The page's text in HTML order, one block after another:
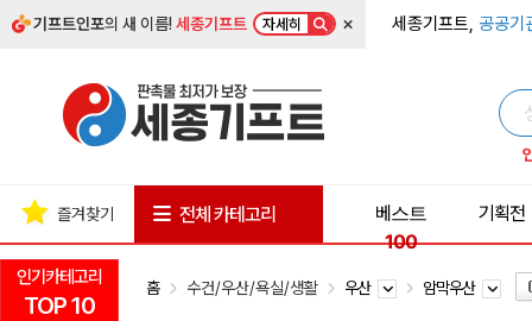
기프트인포의 새 이름!세종기프트 자세히 × 세종기프트, 공공기
인기카테고리
TOP 10
즐겨찾기 전체 카테고리
베스트
100
기획전
홈 수건/우산/욕실/생활 우산 암막우산